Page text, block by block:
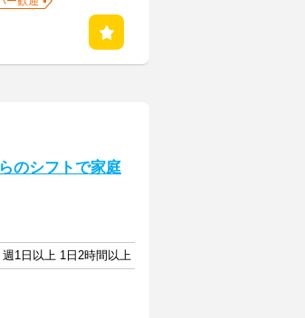
のシフトで家庭
週1日以上 1日2時間以上